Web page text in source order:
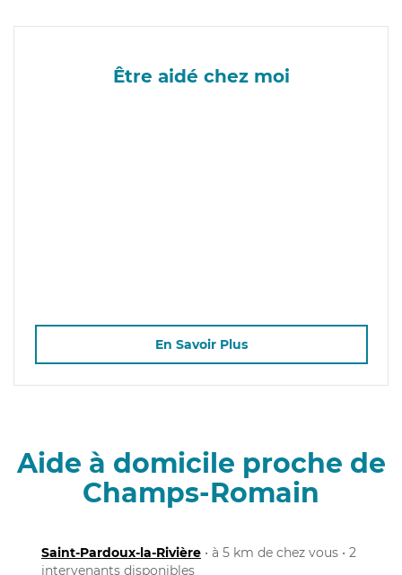
Être aidé chez moi
En Savoir Plus
Aide à domicile proche de
Champs-Romain
Saint-Pardoux-la-Rivière • à 5 km de chez vous • 2
intervenants disponibles